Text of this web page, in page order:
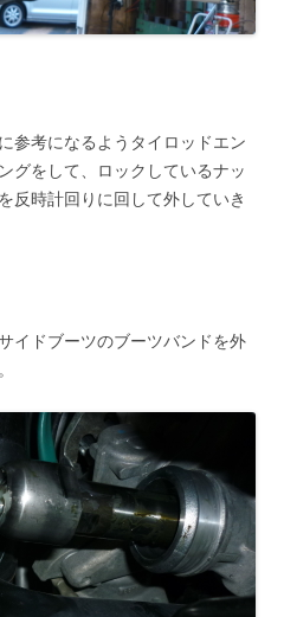
参考になるようタイロッドエン
グをして、ロックしているナッ
反時計回りに回して外していき
イドブーツのブーツバンドを外